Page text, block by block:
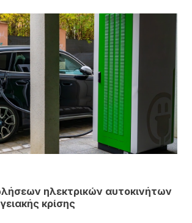
ηλεκτρικών αυτοκινήτων
κρίσης